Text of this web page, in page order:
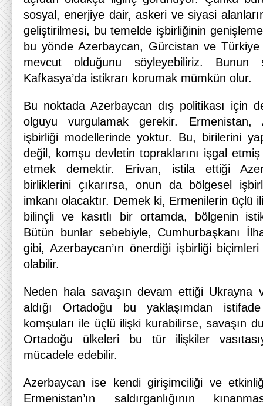
sosyal, enerjiye dair, askeri ve siyasi
geliştirilmesi, bu temelde işbirliğinin
bu yönde Azerbaycan, Gürcistan ve Türkiye
mevcut olduğunu söyleyebiliriz. Bunun
Kafkasya’da istikrarı korumak mümkün olur.
Bu noktada Azerbaycan dış politikası için
olguyu vurgulamak gerekir. Ermenistan,
işbirliği modellerinde yoktur. Bu, birilerini
değil, komşu devletin topraklarını işgal etmiş
etmek demektir. Erivan, istila ettiği
birliklerini çıkarırsa, onun da bölgesel
imkanı olacaktır. Demek ki, Ermenilerin üçlü
bilinçli ve kasıtlı bir ortamda, bölgenin
Bütün bunlar sebebiyle, Cumhurbaşkanı
gibi, Azerbaycan’ın önerdiği işbirliği
olabilir.
Neden hala savaşın devam ettiği
aldığı Ortadoğu bu yaklaşımdan
komşuları ile üçlü ilişki kurabilirse, savaşın
Ortadoğu ülkeleri bu tür ilişkiler
mücadele edebilir.
Azerbaycan ise kendi girişimciliği ve
Ermenistan’ın saldırganlığının